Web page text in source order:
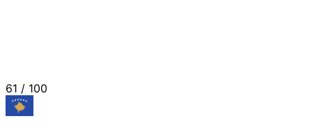
61 / 100